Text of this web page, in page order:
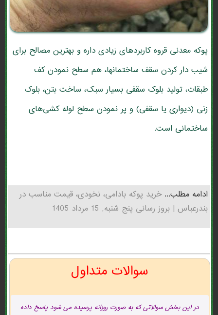
پوکه معدنی قروه کاربردهای زیادی داره و بهترین مصالح برای
شیب دار کردن سقف ساختمانها، هم سطح نمودن کف
طبقات، تولید بلوک سقفی بسیار سبک، ساخت بتن، بلوک
زنی (دیواری یا سقفی) و پر نمودن سطح لوله کشی‌های
ساختمانی است.
ادامه مطلب...خرید پوکه بادامی، نخودی، قیمت مناسب در
بندرعباس | بروز رسانی پنج شنبه, 15 مرداد 1405
سوالات متداول
در این بخش سوالاتی که به صورت روزانه پرسیده می شود پاسخ داده